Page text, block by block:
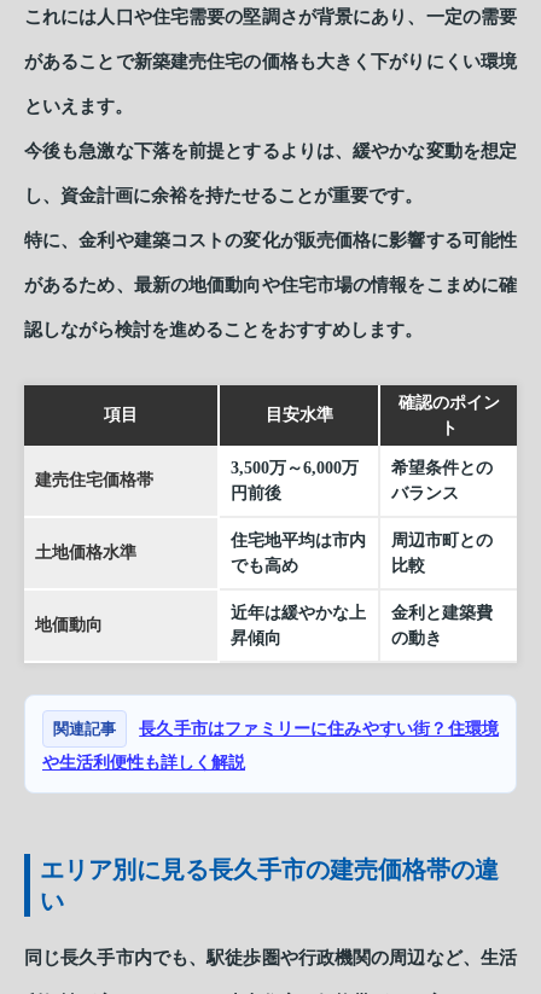
これには人口や住宅需要の堅調さが背景にあり、一定の需要
があることで新築建売住宅の価格も大きく下がりにくい環境
といえます。
今後も急激な下落を前提とするよりは、緩やかな変動を想定
し、資金計画に余裕を持たせることが重要です。
特に、金利や建築コストの変化が販売価格に影響する可能性
があるため、最新の地価動向や住宅市場の情報をこまめに確
認しながら検討を進めることをおすすめします。
項目 目安水準
確認のポイン
ト
建売住宅価格帯
3,500万～6,000万
円前後
希望条件との
バランス
土地価格水準
住宅地平均は市内
でも高め
周辺市町との
比較
地価動向
近年は緩やかな上
昇傾向
金利と建築費
の動き
関連記事
長久手市はファミリーに住みやすい街？住環境
や生活利便性も詳しく解説
エリア別に見る長久手市の建売価格帯の違
い
同じ長久手市内でも、駅徒歩圏や行政機関の周辺など、生活